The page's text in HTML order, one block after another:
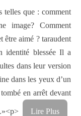
telles que : comment
image? Comment
être aimé ? taraudent
identité blessée Il a
dans leur version
dans les yeux d’un
en arrêt devant
Lire Plus